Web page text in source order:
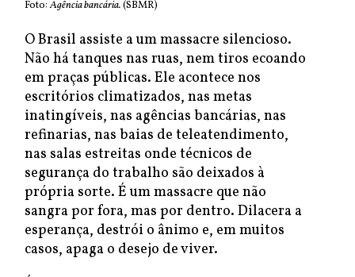
Foto:Agência bancária.(SBMR)
O Brasil assiste a um massacre silencioso.
Não há tanques nas ruas, nem tiros ecoando
em praças públicas. Ele acontece nos
escritórios climatizados, nas metas
inatingíveis, nas agências bancárias, nas
refinarias, nas baias de teleatendimento,
nas salas estreitas onde técnicos de
segurança do trabalho são deixados à
própria sorte. É um massacre que não
sangra por fora, mas por dentro. Dilacera a
esperança, destrói o ânimo e, em muitos
casos, apaga o desejo de viver.